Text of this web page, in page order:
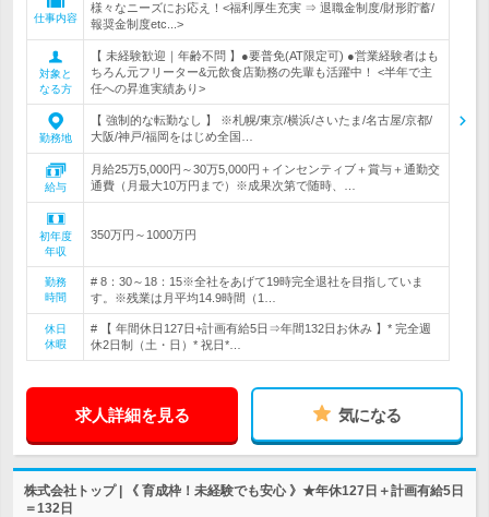
仕事内容
様々なニーズにお応え！<福利厚生充実 ⇒ 退職金制度/財形貯蓄/
報奨金制度etc...>
対象と
なる方
【 未経験歓迎｜年齢不問 】●要普免(AT限定可) ●営業経験者はも
ちろん元フリーター&元飲食店勤務の先輩も活躍中！ <半年で主
任への昇進実績あり>
勤務地
【 強制的な転勤なし 】 ※札幌/東京/横浜/さいたま/名古屋/京都/
大阪/神戸/福岡をはじめ全国…
給与
月給25万5,000円～30万5,000円＋インセンティブ＋賞与＋通勤交
通費（月最大10万円まで）※成果次第で随時、…
初年度
年収
350万円～1000万円
勤務
時間
# 8：30～18：15※全社をあげて19時完全退社を目指していま
す。※残業は月平均14.9時間（1…
休日
休暇
# 【 年間休日127日+計画有給5日⇒年間132日お休み 】* 完全週
休2日制（土・日）* 祝日*…
求人詳細を見る 気になる
株式会社トップ | 《 育成枠！未経験でも安心 》★年休127日＋計画有給5日
＝132日